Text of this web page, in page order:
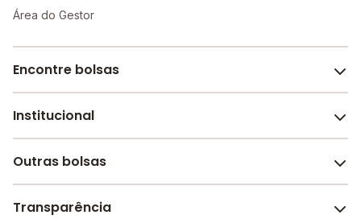
Área do Gestor
Encontre bolsas
Melhores escolas de São Paulo
Escolas por cidade e bairro
Institucional
Sobre o Melhor Escola
Revista Melhor Escola
Outras bolsas
Faculdades e universidades
Transparência